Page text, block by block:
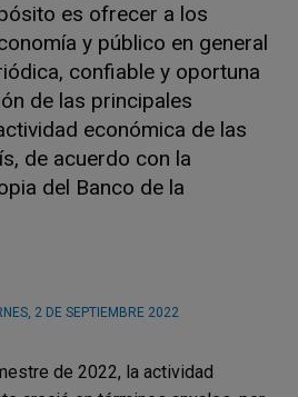
es ofrecer a los
y público en general
confiable y oportuna
de las principales
económica de las
de acuerdo con la
del Banco de la
2 DE SEPTIEMBRE 2022
de 2022, la actividad